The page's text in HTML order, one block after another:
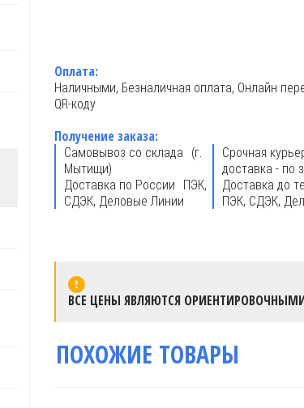
Оплата:
Наличными, Безналичная оплата, Онлайн
QR-коду
Получение заказа:
Самовывоз со склада (г.
Мытищи)
Срочная
доставка - по
Доставка по России ПЭК,
СДЭК, Деловые Линии
Доставка до
ПЭК, СДЭК,
ВСЕ ЦЕНЫ ЯВЛЯЮТСЯ
ПОХОЖИЕ ТОВАРЫ